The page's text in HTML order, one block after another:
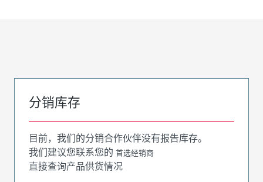
分销库存
目前，我们的分销合作伙伴没有报告库存。
我们建议您联系您的 首选经销商
直接查询产品供货情况